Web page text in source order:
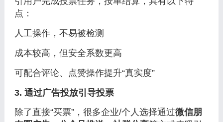
点：
人工操作，不易被检测
成本较高，但安全系数更高
可配合评论、点赞操作提升“真实度”
3. 通过广告投放引导投票
除了直接“买票”，很多企业/个人选择通过微信朋